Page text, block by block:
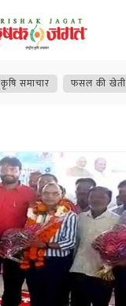
कृषि समाचार फसल की खेती